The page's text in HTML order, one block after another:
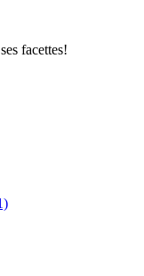
facettes!